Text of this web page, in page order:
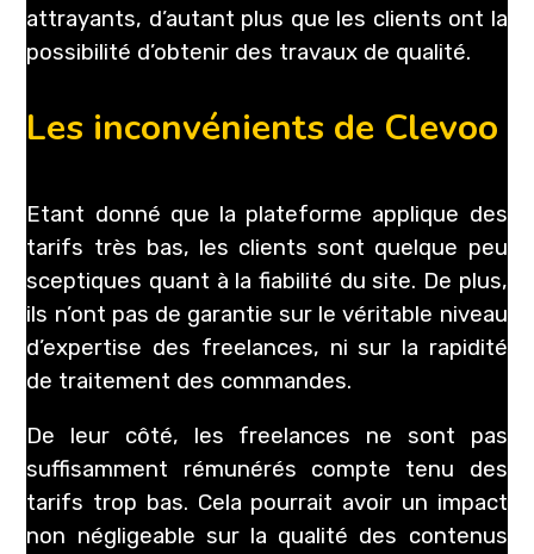
attrayants, d’autant plus que les clients ont la
possibilité d’obtenir des travaux de qualité.
Les inconvénients de Clevoo
Etant donné que la plateforme applique des
tarifs très bas, les clients sont quelque peu
sceptiques quant à la fiabilité du site. De plus,
ils n’ont pas de garantie sur le véritable niveau
d’expertise des freelances, ni sur la rapidité
de traitement des commandes.
De leur côté, les freelances ne sont pas
suffisamment rémunérés compte tenu des
tarifs trop bas. Cela pourrait avoir un impact
non négligeable sur la qualité des contenus